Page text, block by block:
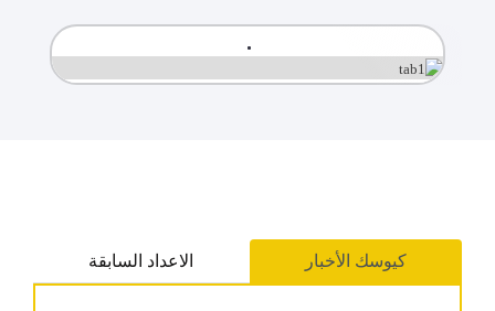
كيوسك الأخبار الاعداد السابقة